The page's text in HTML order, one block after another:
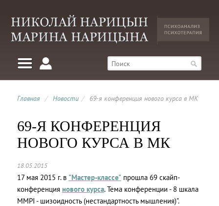
Главная / Новости / 69-я конференция нового курса в МК
69-Я КОНФЕРЕНЦИЯ
НОВОГО КУРСА В МК
18.05.2015
17 мая 2015 г. в "Мастер-классе" прошла 69 скайп-
конференция нового курса. Тема конференции - 8 шкала
MMPI - шизоидность (нестандартность мышления)".